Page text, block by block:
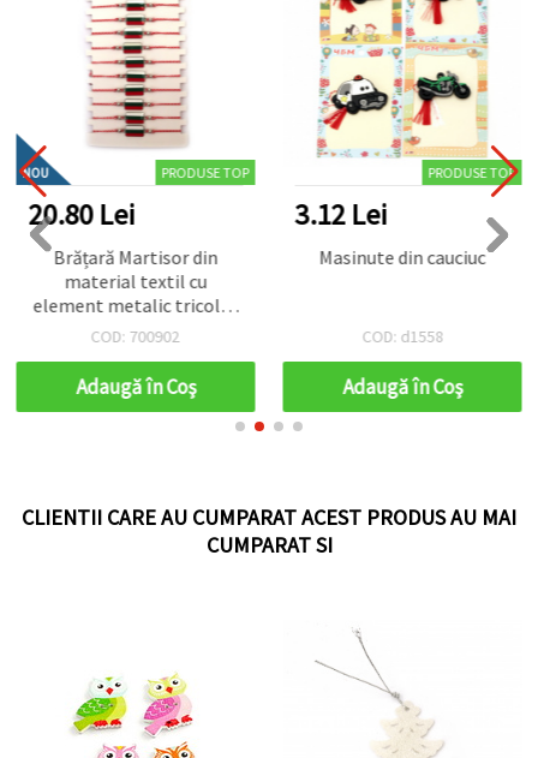
NOU PRODUSE TOP
20.80 Lei
Brățară Martisor din
material textil cu
element metalic tricolor
- 12 bucăți
COD: 700902
Adaugă în Coş
PRODUSE TOP
3.12 Lei
Masinute din cauciuc
COD: d1558
Adaugă în Coş
CLIENTII CARE AU CUMPARAT ACEST PRODUS AU MAI
CUMPARAT SI